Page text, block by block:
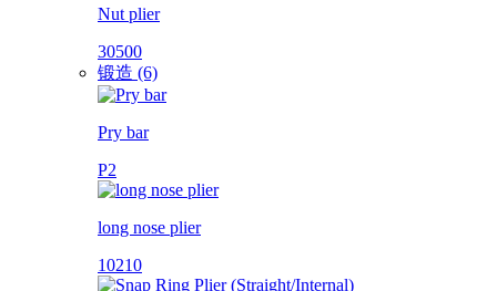
Nut plier
30500
锻造 (6)
Pry bar
P2
long nose plier
10210